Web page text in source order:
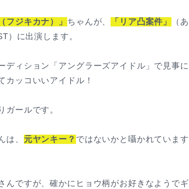
フジキカナ）」 ちゃんが、 「リア凸案件」
（あ
）に出演します。
ディション「アングラーズアイドル」で見事に
カッコいいアイドル！
ガールです。
は、 元ヤンキー？ ではないかと囁かれています
んですが、確かにヒョウ柄がお好きなようでギ